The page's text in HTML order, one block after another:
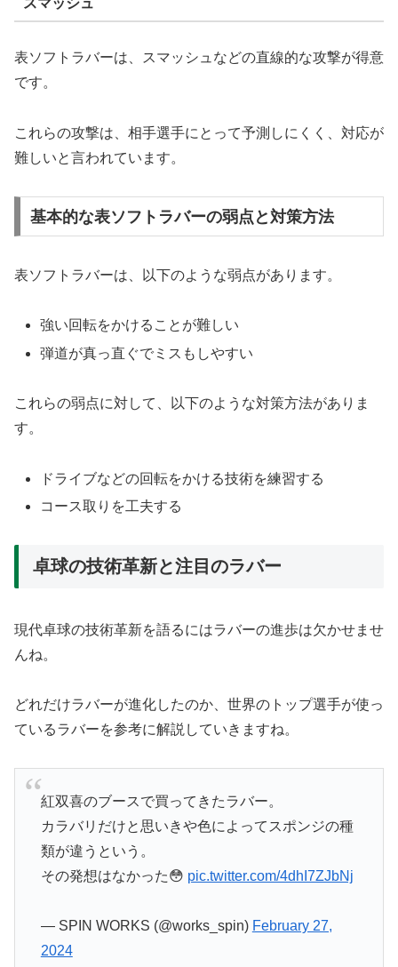
表ソフトラバーは、スマッシュなどの直線的な攻撃が得意
です。
これらの攻撃は、相手選手にとって予測しにくく、対応が
難しいと言われています。
基本的な表ソフトラバーの弱点と対策方法
表ソフトラバーは、以下のような弱点があります。
強い回転をかけることが難しい
弾道が真っ直ぐでミスもしやすい
これらの弱点に対して、以下のような対策方法がありま
す。
ドライブなどの回転をかける技術を練習する
コース取りを工夫する
卓球の技術革新と注目のラバー
現代卓球の技術革新を語るにはラバーの進歩は欠かせませ
んね。
どれだけラバーが進化したのか、世界のトップ選手が使っ
ているラバーを参考に解説していきますね。
紅双喜のブースで買ってきたラバー。
カラバリだけと思いきや色によってスポンジの種
類が違うという。
その発想はなかった😳 pic.twitter.com/4dhI7ZJbNj
— SPIN WORKS (@works_spin) February 27,
2024